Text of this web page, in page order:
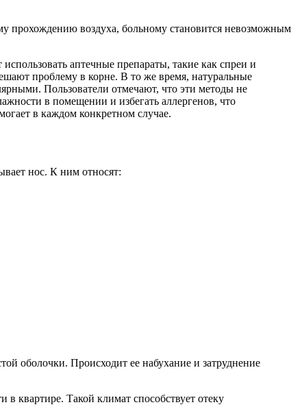
прохождению воздуха, больному становится невозможным
аптечные препараты, такие как спреи и
проблему в корне. В то же время, натуральные
Пользователи отмечают, что эти методы не
в помещении и избегать аллергенов, что
в каждом конкретном случае.
нос. К ним относят:
оболочки. Происходит ее набухание и затруднение
квартире. Такой климат способствует отеку